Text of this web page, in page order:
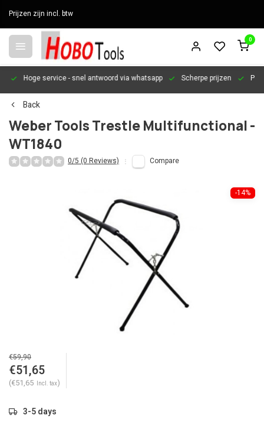
Prijzen zijn incl. btw
0
Hoge service- snel antwoord via whatsapp Scherpe prijzen
Back
Weber Tools Trestle Multifunctional -
WT1840
0/5 (0 Reviews) Compare
-14%
€59,90
€51,65
(€51,65 Incl. tax)
3-5 days